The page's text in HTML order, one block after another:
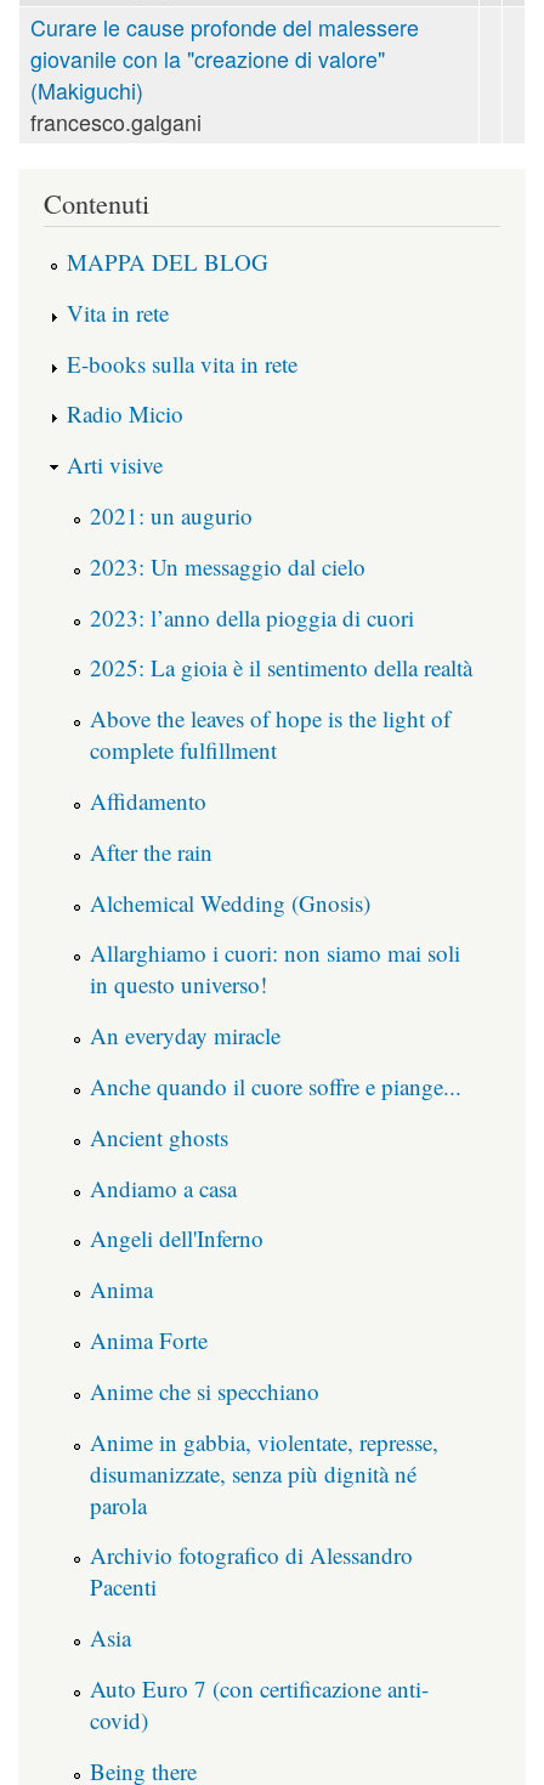
Curare le cause profonde del malessere
giovanile con la "creazione di valore"
(Makiguchi)
francesco.galgani
Contenuti
MAPPA DEL BLOG
Vita in rete
E-books sulla vita in rete
Radio Micio
Arti visive
2021: un augurio
2023: Un messaggio dal cielo
2023: l’anno della pioggia di cuori
2025: La gioia è il sentimento della realtà
Above the leaves of hope is the light of
complete fulfillment
Affidamento
After the rain
Alchemical Wedding (Gnosis)
Allarghiamo i cuori: non siamo mai soli
in questo universo!
An everyday miracle
Anche quando il cuore soffre e piange...
Ancient ghosts
Andiamo a casa
Angeli dell'Inferno
Anima
Anima Forte
Anime che si specchiano
Anime in gabbia, violentate, represse,
disumanizzate, senza più dignità né
parola
Archivio fotografico di Alessandro
Pacenti
Asia
Auto Euro 7 (con certificazione anti-
covid)
Being there